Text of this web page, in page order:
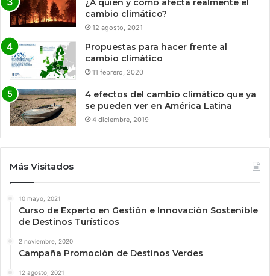
¿A quién y cómo afecta realmente el
cambio climático?
12 agosto, 2021
Propuestas para hacer frente al
cambio climático
11 febrero, 2020
4 efectos del cambio climático que ya
se pueden ver en América Latina
4 diciembre, 2019
Más Visitados
10 mayo, 2021
Curso de Experto en Gestión e Innovación Sostenible
de Destinos Turísticos
2 noviembre, 2020
Campaña Promoción de Destinos Verdes
12 agosto, 2021